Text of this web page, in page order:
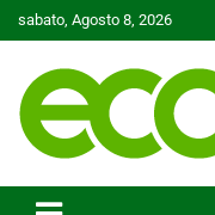
to
sabato, Agosto 8, 2026
Ecoo.it